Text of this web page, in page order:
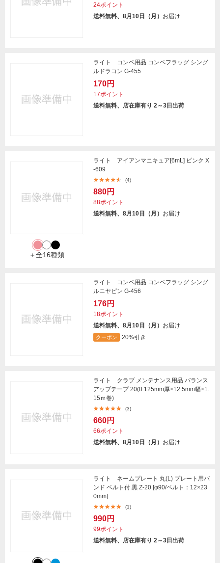
24ポイント
送料無料、8月10日（月） お届け
ライト コンペ用品 コンペフラッグ シング
ルドラコン G-455
170円
17ポイント
送料無料、店在庫有り 2～3日出荷
＋全16種類
ライト アイアンマニキュア[6mL] ピンク X
-609
(4)
880円
88ポイント
送料無料、8月10日（月） お届け
ライト コンペ用品 コンペフラッグ シング
ルニヤピン G-456
176円
18ポイント
送料無料、8月10日（月） お届け
クーポン 20%引き
ライト クラブ メンテナンス用品 バランス
アップテープ 20(0.125mm厚×12.5mm幅×1.
15ｍ巻)
(3)
660円
66ポイント
送料無料、8月10日（月） お届け
ライト ネームプレート 丸(L) プレート用バ
ンド ベルト付 黒 Z-20 [φ90/ベルト：12×23
0mm]
(1)
990円
99ポイント
送料無料、店在庫有り 2～3日出荷